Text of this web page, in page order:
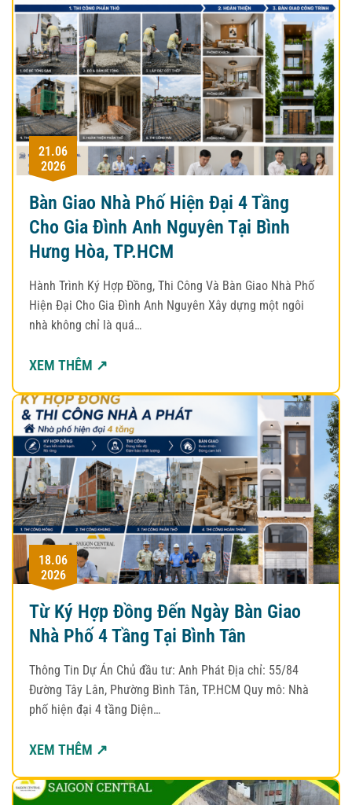
21.06
2026
Bàn Giao Nhà Phố Hiện Đại 4 Tầng
Cho Gia Đình Anh Nguyên Tại Bình
Hưng Hòa, TP.HCM
Hành Trình Ký Hợp Đồng, Thi Công Và Bàn Giao Nhà Phố
Hiện Đại Cho Gia Đình Anh Nguyên Xây dựng một ngôi
nhà không chỉ là quá…
XEM THÊM ↗
18.06
2026
Từ Ký Hợp Đồng Đến Ngày Bàn Giao
Nhà Phố 4 Tầng Tại Bình Tân
Thông Tin Dự Án Chủ đầu tư: Anh Phát Địa chỉ: 55/84
Đường Tây Lân, Phường Bình Tân, TP.HCM Quy mô: Nhà
phố hiện đại 4 tầng Diện…
XEM THÊM ↗